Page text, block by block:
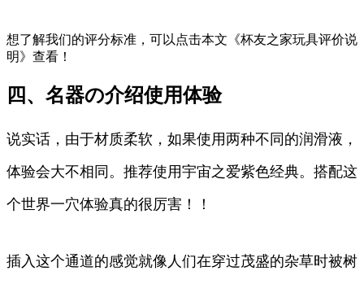
想了解我们的评分标准，可以点击本文《杯友之家玩具评价说
明》查看！
四、名器の介绍使用体验
说实话，由于材质柔软，如果使用两种不同的润滑液，
体验会大不相同。推荐使用宇宙之爱紫色经典。搭配这
个世界一穴体验真的很厉害！！
插入这个通道的感觉就像人们在穿过茂盛的杂草时被树